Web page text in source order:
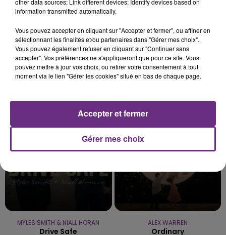
MYLES SMITH & NIALL HORAN
Drive Safe
8h37
8h37
ALEX WARREN
Ordinary
other data sources; Link different devices; Identify devices based on
information transmitted automatically.
Vous pouvez accepter en cliquant sur "Accepter et fermer", ou affiner en
sélectionnant les finalités et/ou partenaires dans "Gérer mes choix".
Vous pouvez également refuser en cliquant sur "Continuer sans
accepter". Vos préférences ne s'appliqueront que pour ce site. Vous
pouvez mettre à jour vos choix, ou retirer votre consentement à tout
moment via le lien "Gérer les cookies" situé en bas de chaque page.
Gérer mes choix
Accepter et fermer